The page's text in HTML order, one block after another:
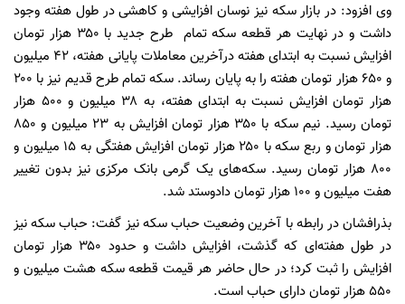
وی افزود: در بازار سکه نیز نوسان افزایشی و کاهشی در طول هفته وجود
داشت و در نهایت هر قطعه سکه تمام طرح جدید با ۳۵۰ هزار تومان
افزایش نسبت به ابتدای هفته درآخرین معاملات پایانی هفته، ۴۲ میلیون
و ۶۵۰ هزار تومان هفته را به پایان رساند. سکه تمام طرح قدیم نیز با ۲۰۰
هزار تومان افزایش نسبت به ابتدای هفته، به ۳۸ میلیون و ۵۰۰ هزار
تومان رسید. نیم سکه با ۳۵۰ هزار تومان افزایش به ۲۳ میلیون و ۸۵۰
هزار تومان و ربع سکه با ۲۵۰ هزار تومان افزایش هفتگی به ۱۵ میلیون و
۸۰۰ هزار تومان رسید. سکه‌های یک گرمی بانک مرکزی نیز بدون تغییر
هفت میلیون و ۱۰۰ هزار تومان دادوستد شد.
بذرافشان در رابطه با آخرین وضعیت حباب سکه نیز گفت: حباب سکه نیز
در طول هفته‌ای که گذشت، افزایش داشت و حدود ۳۵۰ هزار تومان
افزایش را ثبت کرد؛ در حال حاضر هر قیمت قطعه سکه هشت میلیون و
۵۵۰ هزار تومان دارای حباب است.